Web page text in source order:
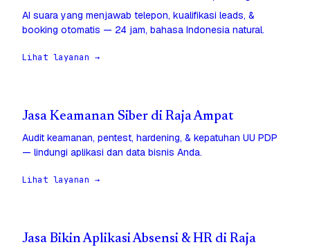
AI suara yang menjawab telepon, kualifikasi leads, &
booking otomatis — 24 jam, bahasa Indonesia natural.
Lihat layanan →
Jasa Keamanan Siber di Raja Ampat
Audit keamanan, pentest, hardening, & kepatuhan UU PDP
— lindungi aplikasi dan data bisnis Anda.
Lihat layanan →
Jasa Bikin Aplikasi Absensi & HR di Raja